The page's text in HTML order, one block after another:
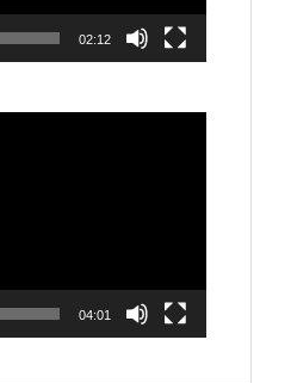
02:12
04:01